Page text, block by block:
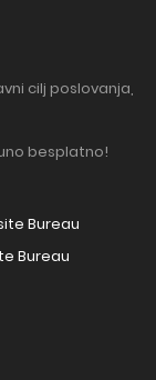
cilj poslovanja,
besplatno!
Bureau
Bureau